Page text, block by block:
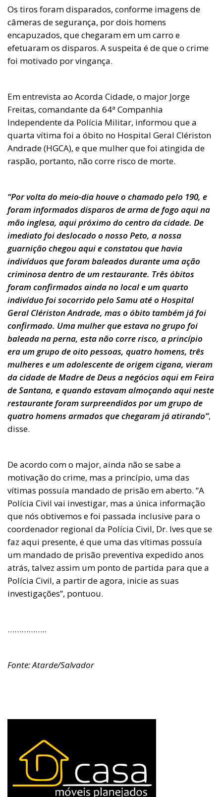
Os tiros foram disparados, conforme imagens de
câmeras de segurança, por dois homens
encapuzados, que chegaram em um carro e
efetuaram os disparos. A suspeita é de que o crime
foi motivado por vingança.
Em entrevista ao Acorda Cidade, o major Jorge
Freitas, comandante da 64ª Companhia
Independente da Polícia Militar, informou que a
quarta vítima foi a óbito no Hospital Geral Clériston
Andrade (HGCA), e que mulher que foi atingida de
raspão, portanto, não corre risco de morte.
“Por volta do meio-dia houve o chamado pelo 190, e
foram informados disparos de arma de fogo aqui na
mão inglesa, aqui próximo do centro da cidade. De
imediato foi deslocado o nosso Peto, a nossa
guarnição chegou aqui e constatou que havia
indivíduos que foram baleados durante uma ação
criminosa dentro de um restaurante. Três óbitos
foram confirmados ainda no local e um quarto
indivíduo foi socorrido pelo Samu até o Hospital
Geral Clériston Andrade, mas o óbito também já foi
confirmado. Uma mulher que estava no grupo foi
baleada na perna, esta não corre risco, a princípio
era um grupo de oito pessoas, quatro homens, três
mulheres e um adolescente de origem cigana, vieram
da cidade de Madre de Deus a negócios aqui em Feira
de Santana, e quando estavam almoçando aqui neste
restaurante foram surpreendidos por um grupo de
quatro homens armados que chegaram já atirando”,
disse.
De acordo com o major, ainda não se sabe a
motivação do crime, mas a princípio, uma das
vítimas possuía mandado de prisão em aberto. “A
Polícia Civil vai investigar, mas a única informação
que nós obtivemos e foi passada inclusive para o
coordenador regional da Polícia Civil, Dr. Ives que se
faz aqui presente, é que uma das vítimas possuía
um mandado de prisão preventiva expedido anos
atrás, talvez assim um ponto de partida para que a
Polícia Civil, a partir de agora, inicie as suas
investigações”, pontuou.
……………..
Fonte: Atarde/Salvador